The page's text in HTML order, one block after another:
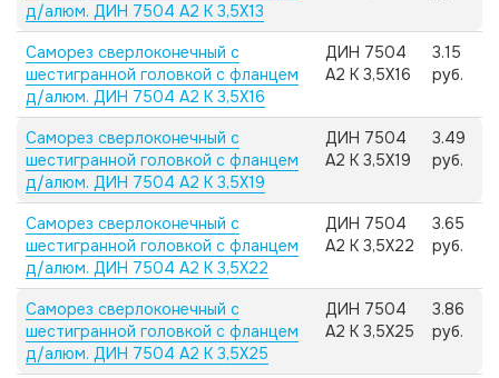
д/алюм. ДИН 7504 А2 K 3,5X13
Саморез сверлоконечный с
шестигранной головкой с фланцем
д/алюм. ДИН 7504 А2 K 3,5X16
ДИН 7504
А2 K 3,5X16
3.15
руб.
Саморез сверлоконечный с
шестигранной головкой с фланцем
д/алюм. ДИН 7504 А2 K 3,5X19
ДИН 7504
А2 K 3,5X19
3.49
руб.
Саморез сверлоконечный с
шестигранной головкой с фланцем
д/алюм. ДИН 7504 А2 K 3,5X22
ДИН 7504
А2 K 3,5X22
3.65
руб.
Саморез сверлоконечный с
шестигранной головкой с фланцем
д/алюм. ДИН 7504 А2 K 3,5X25
ДИН 7504
А2 K 3,5X25
3.86
руб.